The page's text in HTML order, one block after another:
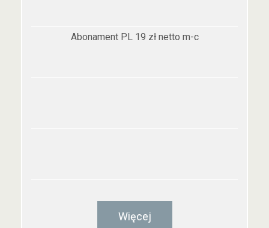
Abonament PL 19 zł netto m-c
Więcej